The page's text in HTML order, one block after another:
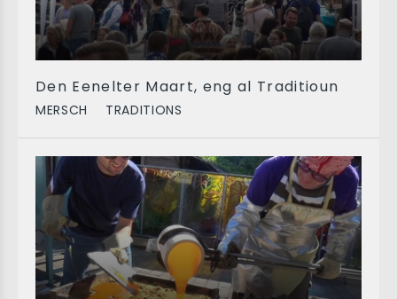
Den Eenelter Maart, eng al Traditioun
MERSCH TRADITIONS